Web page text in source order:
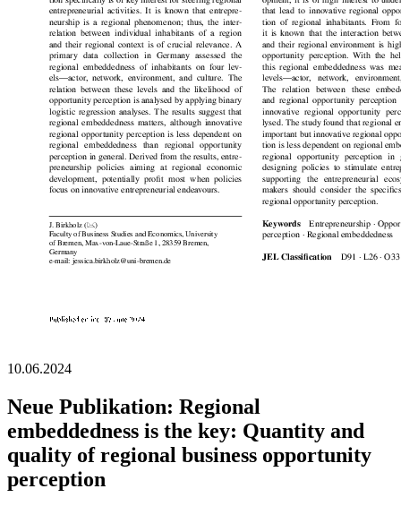
10.06.2024
Neue Publikation: Regional
embeddedness is the key: Quantity and
quality of regional business opportunity
perception